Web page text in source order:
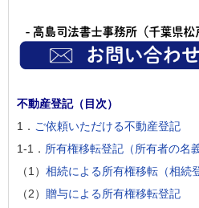
不動産登記（目次）
1． ご依頼いただける不動産登記
1-1． 所有権移転登記（所有者の名
（1） 相続による所有権移転（相続
（2） 贈与による所有権移転登記